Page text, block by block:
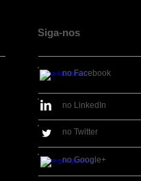
Siga-nos
no Facebook
no LinkedIn
no Twitter
no Google+